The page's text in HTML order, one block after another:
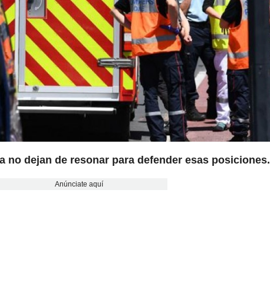
no dejan de resonar para defender esas posiciones.
Anúnciate aquí